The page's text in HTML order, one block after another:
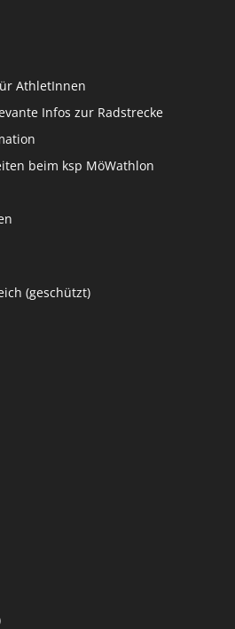
AthletInnen
Infos zur Radstrecke
beim ksp MöWathlon
(geschützt)